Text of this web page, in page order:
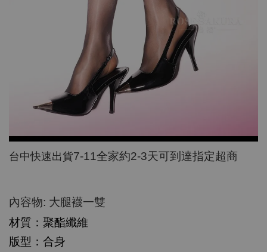
台中快速出貨7-11全家約2-3天可到達指定超商
內容物: 大腿襪一雙
材質：聚酯纖維
版型：合身